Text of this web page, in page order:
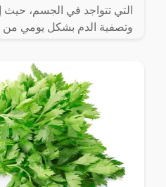
التي تتواجد في الجسم، حيث
وتصفية الدم بشكل يومي من